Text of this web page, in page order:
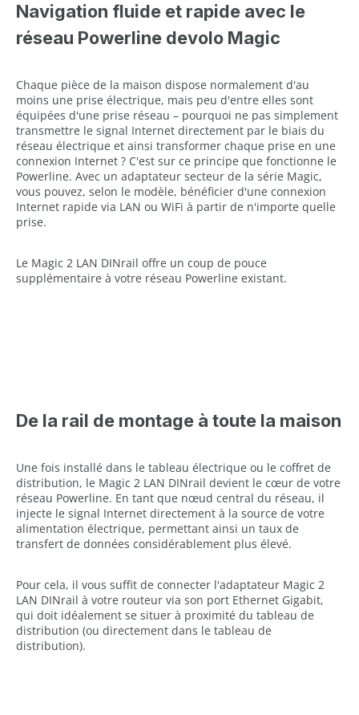
Navigation fluide et rapide avec le
réseau Powerline devolo Magic
Chaque pièce de la maison dispose normalement d'au
moins une prise électrique, mais peu d'entre elles sont
équipées d'une prise réseau – pourquoi ne pas simplement
transmettre le signal Internet directement par le biais du
réseau électrique et ainsi transformer chaque prise en une
connexion Internet ? C'est sur ce principe que fonctionne le
Powerline. Avec un adaptateur secteur de la série Magic,
vous pouvez, selon le modèle, bénéficier d'une connexion
Internet rapide via LAN ou WiFi à partir de n'importe quelle
prise.
Le Magic 2 LAN DINrail offre un coup de pouce
supplémentaire à votre réseau Powerline existant.
De la rail de montage à toute la maison
Une fois installé dans le tableau électrique ou le coffret de
distribution, le Magic 2 LAN DINrail devient le cœur de votre
réseau Powerline. En tant que nœud central du réseau, il
injecte le signal Internet directement à la source de votre
alimentation électrique, permettant ainsi un taux de
transfert de données considérablement plus élevé.
Pour cela, il vous suffit de connecter l'adaptateur Magic 2
LAN DINrail à votre routeur via son port Ethernet Gigabit,
qui doit idéalement se situer à proximité du tableau de
distribution (ou directement dans le tableau de
distribution).